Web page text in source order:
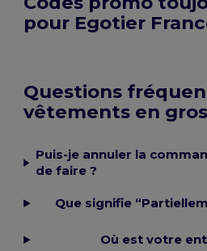
pour Egotier
Questions
vêtements en
Puis-je annuler la
de faire ?
Que signifie
Où est votre